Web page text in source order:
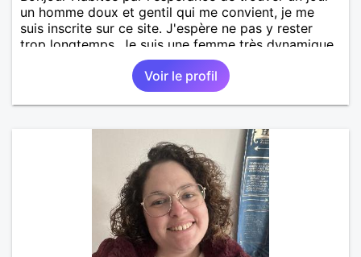
un homme doux et gentil qui me convient, je me
suis inscrite sur ce site. J'espère ne pas y rester
trop longtemps. Je suis une femme très dynamique,
droite, franche, généreuse, très sensible, câline,
j'adore les diners en amoureux avec musique, le
cinéma, les promenades, la mer, la plage, et les
jolies choses en général.
Voir le profil